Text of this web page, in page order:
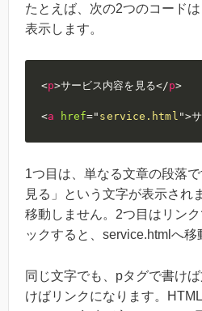
たとえば、次の2つのコード
表示します。
<p>サービス内容を見る</p>
<a href=" service.html ">
1つ目は、単なる文章の段落
見る」という文字が表示され
移動しません。2つ目はリン
ックすると、service.htmlへ移
同じ文字でも、pタグで書け
けばリンクになります。